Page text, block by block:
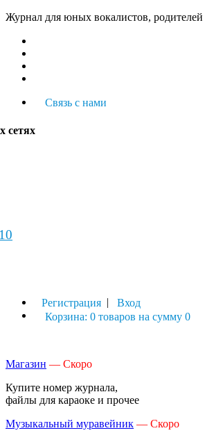
Журнал для юных вокалистов, родителей
Связь с нами
сетях
Регистрация | Вход
Корзина: 0 товаров на сумму 0
Магазин — Скоро
Купите номер журнала,
файлы для караоке и прочее
Музыкальный муравейник — Скоро